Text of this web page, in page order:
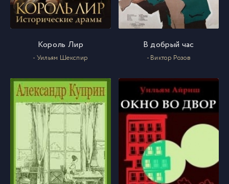
Король Лир
- Уильям Шекспир
В добрый час
- Виктор Розов